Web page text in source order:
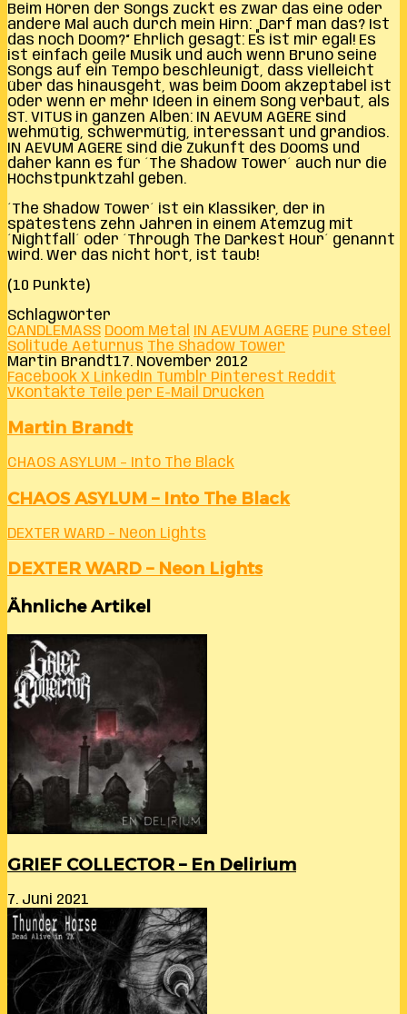
Beim Hören der Songs zuckt es zwar das eine oder
andere Mal auch durch mein Hirn: „Darf man das? Ist
das noch Doom?“ Ehrlich gesagt: Es ist mir egal! Es
ist einfach geile Musik und auch wenn Bruno seine
Songs auf ein Tempo beschleunigt, dass vielleicht
über das hinausgeht, was beim Doom akzeptabel ist
oder wenn er mehr Ideen in einem Song verbaut, als
ST. VITUS in ganzen Alben: IN AEVUM AGERE sind
wehmütig, schwermütig, interessant und grandios.
IN AEVUM AGERE sind die Zukunft des Dooms und
daher kann es für ´The Shadow Tower´ auch nur die
Höchstpunktzahl geben.
´The Shadow Tower´ ist ein Klassiker, der in
spätestens zehn Jahren in einem Atemzug mit
´Nightfall´ oder ´Through The Darkest Hour´ genannt
wird. Wer das nicht hört, ist taub!
(10 Punkte)
Schlagwörter
CANDLEMASS Doom Metal IN AEVUM AGERE Pure Steel
Solitude Aeturnus The Shadow Tower
Martin Brandt17. November 2012
Facebook X LinkedIn Tumblr Pinterest Reddit
VKontakte Teile per E-Mail Drucken
Martin Brandt
CHAOS ASYLUM – Into The Black
CHAOS ASYLUM – Into The Black
DEXTER WARD – Neon Lights
DEXTER WARD – Neon Lights
Ähnliche Artikel
GRIEF COLLECTOR – En Delirium
7. Juni 2021